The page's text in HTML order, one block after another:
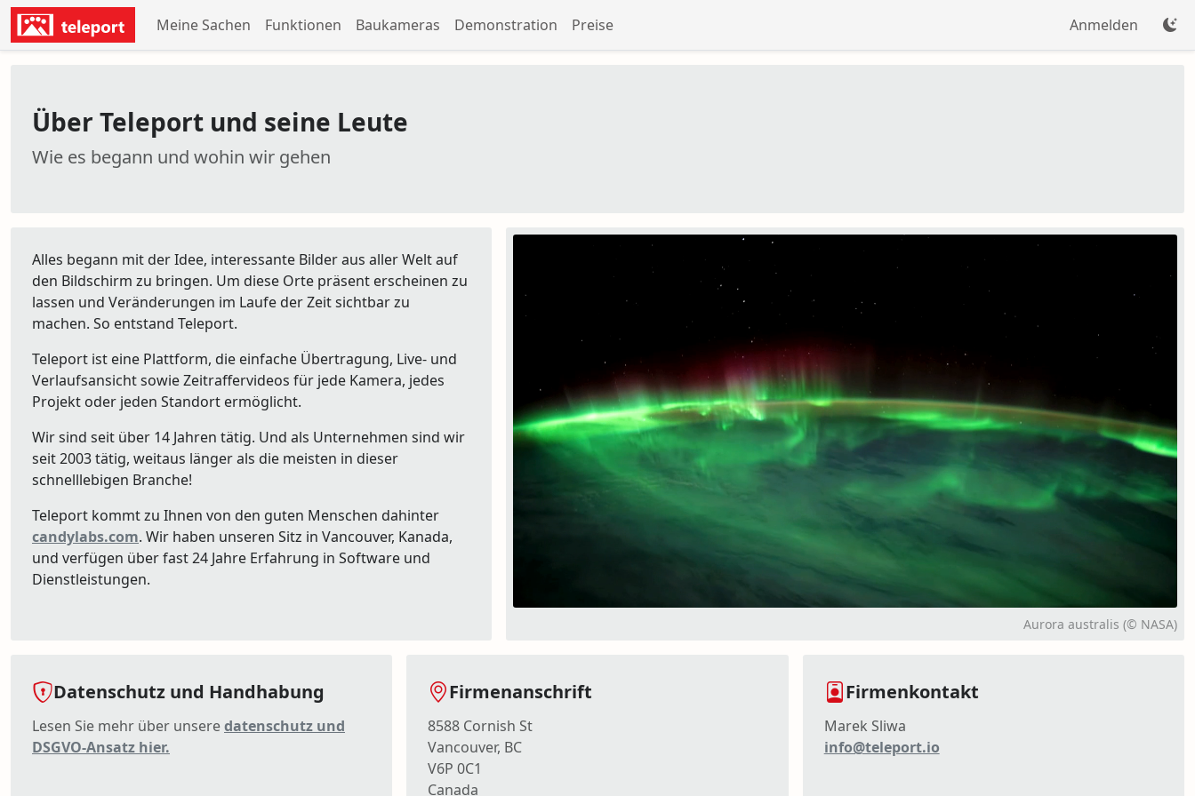
Meine Sachen Funktionen Baukameras Demonstration Preise Anmelden
Über Teleport und seine Leute
Wie es begann und wohin wir gehen
Alles begann mit der Idee, interessante Bilder aus aller Welt auf
den Bildschirm zu bringen. Um diese Orte präsent erscheinen zu
lassen und Veränderungen im Laufe der Zeit sichtbar zu
machen. So entstand Teleport.
Teleport ist eine Plattform, die einfache Übertragung, Live- und
Verlaufsansicht sowie Zeitraffervideos für jede Kamera, jedes
Projekt oder jeden Standort ermöglicht.
Wir sind seit über 14 Jahren tätig. Und als Unternehmen sind wir
seit 2003 tätig, weitaus länger als die meisten in dieser
schnelllebigen Branche!
Teleport kommt zu Ihnen von den guten Menschen dahinter
candylabs.com. Wir haben unseren Sitz in Vancouver, Kanada,
und verfügen über fast 24 Jahre Erfahrung in Software und
Dienstleistungen.
Aurora australis (© NASA)
Datenschutz und Handhabung
Lesen Sie mehr über unseredatenschutz und
DSGVO-Ansatz hier.
Firmenanschrift
8588 Cornish St
Vancouver, BC
V6P 0C1
Canada
Firmenkontakt
Marek Sliwa
info@teleport.io